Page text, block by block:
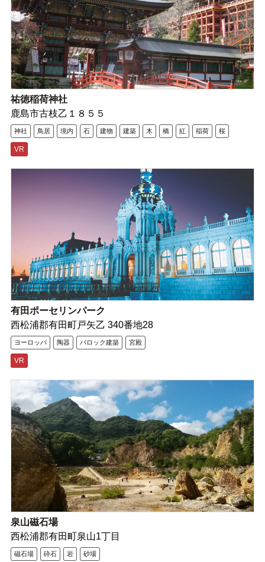
祐徳稲荷神社
鹿島市古枝乙１８５５
神社 鳥居 境内 石 建物 建築 木 橋 紅 稲荷 桜
VR
有田ポーセリンパーク
西松浦郡有田町戸矢乙 340番地28
ヨーロッパ 陶器 バロック建築 宮殿
VR
泉山磁石場
西松浦郡有田町泉山1丁目
磁石場 砕石 岩 砂場